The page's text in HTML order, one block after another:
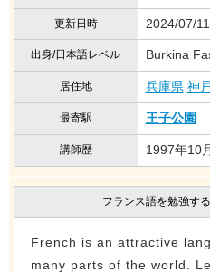
更新日時 2024/07/11
出身/日本語レベル Burkina
居住地 兵庫県 神
最寄駅 王子公園
講師歴 1997年10
フランス語を勉強す
French is an attractive
many parts of the world.